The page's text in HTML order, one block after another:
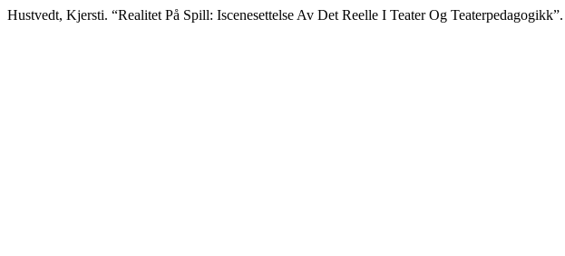
Hustvedt, Kjersti. “Realitet På Spill: Iscenesettelse Av Det Reelle I Teater Og Teaterpedagogikk”.